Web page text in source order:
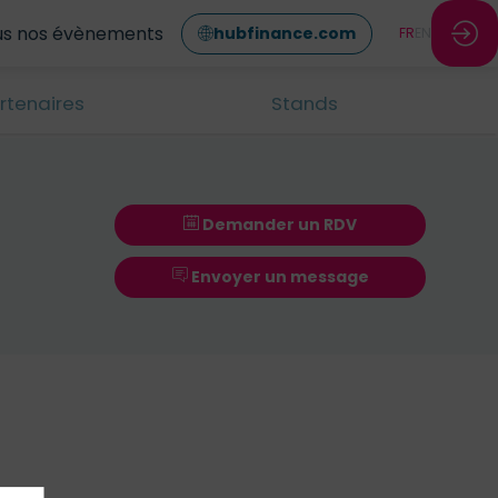
nos évènements hubfinance.com FR
Stands
Demander un RDV
Envoyer un message